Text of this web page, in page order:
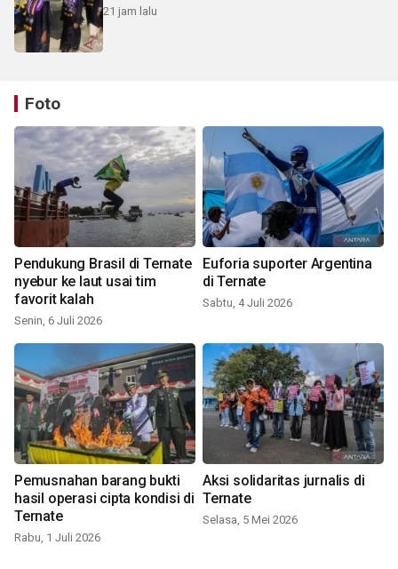
21 jam lalu
Foto
Pendukung Brasil di Ternate
nyebur ke laut usai tim
favorit kalah
Senin, 6 Juli 2026
Euforia suporter Argentina
di Ternate
Sabtu, 4 Juli 2026
Pemusnahan barang bukti
hasil operasi cipta kondisi di
Ternate
Rabu, 1 Juli 2026
Aksi solidaritas jurnalis di
Ternate
Selasa, 5 Mei 2026